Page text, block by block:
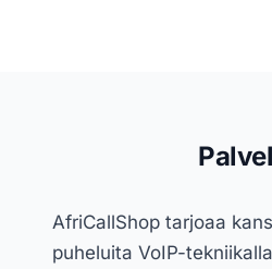
AfriCallShop tarjoaa
puheluita VoIP-